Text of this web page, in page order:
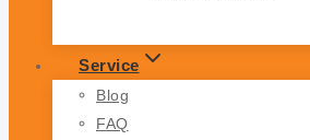
Service
Blog
FAQ